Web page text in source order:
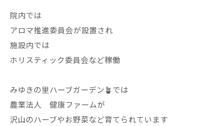
院内では
アロマ推進委員会が設置され
施設内では
ホリスティック委員会など稼働
みゆきの里ハーブガーデン🪴では
農業法人 健康ファームが
沢山のハーブやお野菜など育てられています